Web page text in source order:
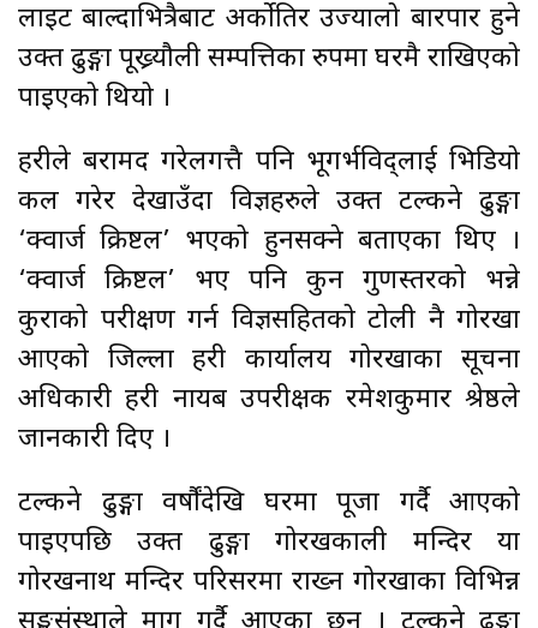
लाइट बाल्दाभित्रैबाट अर्कोतिर उज्यालो बारपार हुने
उक्त ढुङ्गा पूख्र्यौली सम्पत्तिका रुपमा घरमै राखिएको
पाइएको थियो ।
प्रहरीले बरामद गरेलगत्तै पनि भूगर्भविद्लाई भिडियो
कल गरेर देखाउँदा विज्ञहरुले उक्त टल्कने ढुङ्गा
‘क्वार्ज क्रिष्टल’ भएको हुनसक्ने बताएका थिए ।
‘क्वार्ज क्रिष्टल’ भए पनि कुन गुणस्तरको भन्ने
कुराको परीक्षण गर्न विज्ञसहितको टोली नै गोरखा
आएको जिल्ला प्रहरी कार्यालय गोरखाका सूचना
अधिकारी प्रहरी नायब उपरीक्षक रमेशकुमार श्रेष्ठले
जानकारी दिए ।
टल्कने ढुङ्गा वर्षौंदेखि घरमा पूजा गर्दै आएको
पाइएपछि उक्त ढुङ्गा गोरखकाली मन्दिर या
गोरखनाथ मन्दिर परिसरमा राख्न गोरखाका विभिन्न